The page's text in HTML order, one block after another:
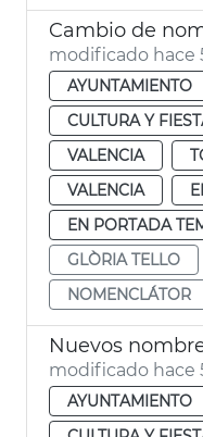
Cambio de
modificado hace
AYUNTAMIENTO
CULTURA Y
VALENCIA
VALENCIA
EN PORTADA
GLÒRIA TELLO
NOMENCLÁTOR
Nuevos
modificado hace
AYUNTAMIENTO